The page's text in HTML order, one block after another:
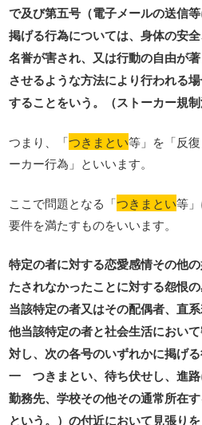
で及び第五号（電子メールの送信
掲げる行為については、身体の安
名誉が害され、又は行動の自由が
させるような方法により行われる
することをいう。（ストーカー規制
つまり、「つきまとい等」を「反
ーカー行為」といいます。
ここで問題となる「つきまとい等
要件を満たすものをいいます。
特定の者に対する恋愛感情その他
たされなかったことに対する怨恨の
当該特定の者又はその配偶者、直
他当該特定の者と社会生活におい
対し、次の各号のいずれかに掲げ
一 つきまとい、待ち伏せし、進路
勤務先、学校その他その通常所在
という。）の付近において見張り